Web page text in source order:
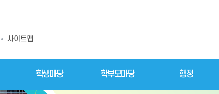
사이트맵
학생마당 학부모마당 행정